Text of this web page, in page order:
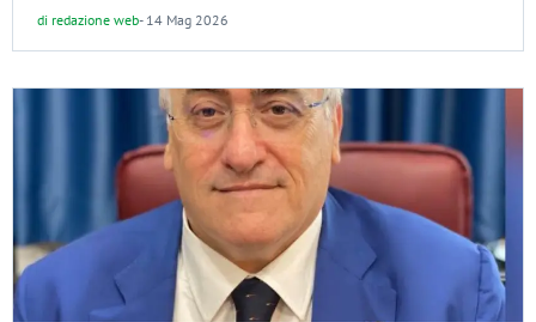
di redazione web- 14 Mag 2026